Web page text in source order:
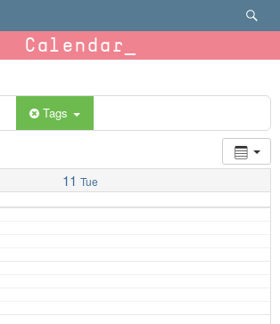
Calendar
Tags
11 Tue